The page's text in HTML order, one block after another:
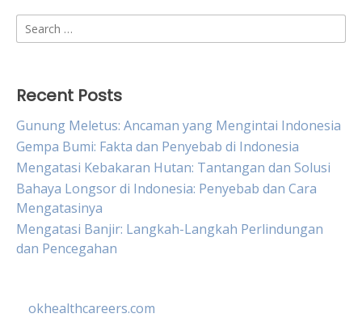
Search
for:
Recent Posts
Gunung Meletus: Ancaman yang Mengintai Indonesia
Gempa Bumi: Fakta dan Penyebab di Indonesia
Mengatasi Kebakaran Hutan: Tantangan dan Solusi
Bahaya Longsor di Indonesia: Penyebab dan Cara
Mengatasinya
Mengatasi Banjir: Langkah-Langkah Perlindungan
dan Pencegahan
okhealthcareers.com